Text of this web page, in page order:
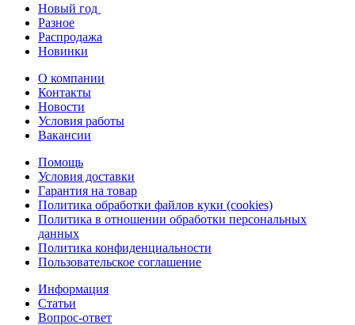
Новый год
Разное
Распродажа
Новинки
О компании
Контакты
Новости
Условия работы
Вакансии
Помощь
Условия доставки
Гарантия на товар
Политика обработки файлов куки (cookies)
Политика в отношении обработки персональных
данных
Политика конфиденциальности
Пользовательское соглашение
Информация
Статьи
Вопрос-ответ